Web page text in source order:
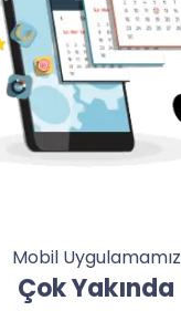
Mobil Uygulamamız
Çok Yakında